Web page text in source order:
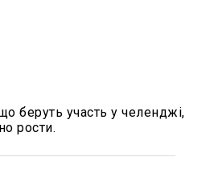
беруть участь у челенджі,
рости.